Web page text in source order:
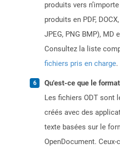
produits vers
produits en PDF,
JPEG, PNG BMP), MD
Consultez la liste
fichiers pris en charge.
Qu'est-ce que le format
Les fichiers ODT sont
créés avec des
texte basées sur le
OpenDocument.